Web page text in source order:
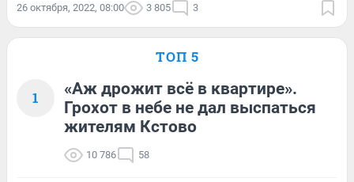
26 октября, 2022, 08:00 3 805 3
ТОП 5
1
«Аж дрожит всё в квартире».
Грохот в небе не дал выспаться
жителям Кстово
10 786 58